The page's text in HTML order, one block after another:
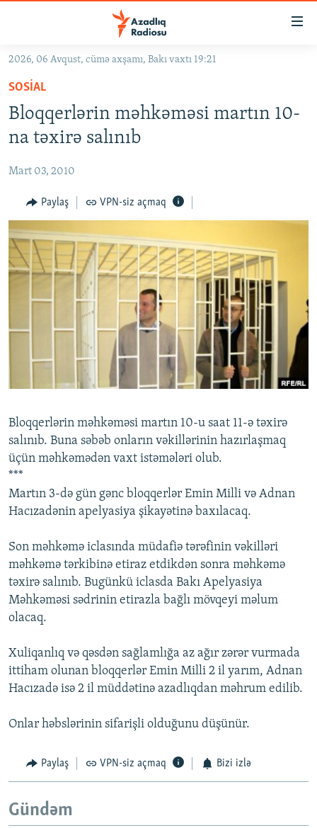
Əsas
qayıt
Əsas
naviqasiyaya
qayıt
GÜNDƏM
#İZAHLA
KORRUPSIOMETR
FƏRQƏ BAX
QANUNI DOĞRU
ARAŞDIRMA
MULTIMEDIA
VIDEO
FOTOQALEREYA
İNFOQRAFIKA
KARIKATURA
RADIO ARXIV
OXU ZALI
AZƏRBAYCAN ƏDƏBIYYATI KITABXANASI
İSLAM VƏ DEMOKRATIYA
İZ - MƏDƏNIYYƏT PROQRAMI
HAQQIMIZDA
MISSIYAMIZ
PEŞƏ ETIKASI VƏ JURNALISTIKA STANDARTLARIMIZ
MATERIALLARIMIZDAN ISTIFADƏ
BIZIMLƏ ƏLAQƏ
XƏBƏR BÜLLETENLƏRIMIZ
2026, 06 Avqust, cümə axşamı, Bakı vaxtı 19:21
SOSIAL
Bloqqerlərin məhkəməsi martın 10-
na təxirə salınıb
Mart 03, 2010
Paylaş VPN-siz açmaq
Bloqqerlərin məhkəməsi martın 10-u saat 11-ə təxirə
salınıb. Buna səbəb onların vəkillərinin hazırlaşmaq
üçün məhkəmədən vaxt istəmələri olub.
***
Martın 3-də gün gənc bloqqerlər Emin Milli və Adnan
Hacızadənin apelyasiya şikayətinə baxılacaq.
Son məhkəmə iclasında müdafiə tərəfinin vəkilləri
məhkəmə tərkibinə etiraz etdikdən sonra məhkəmə
təxirə salınıb. Bugünkü iclasda Bakı Apelyasiya
Məhkəməsi sədrinin etirazla bağlı mövqeyi məlum
olacaq.
Xuliqanlıq və qəsdən sağlamlığa az ağır zərər vurmada
ittiham olunan bloqqerlər Emin Milli 2 il yarım, Adnan
Hacızadə isə 2 il müddətinə azadlıqdan məhrum edilib.
Onlar həbslərinin sifarişli olduğunu düşünür.
Paylaş VPN-siz açmaq Bizi izlə
Gündəm